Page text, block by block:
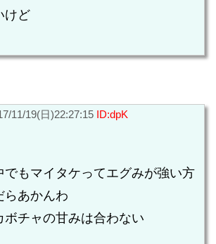
けど
11/19(日)22:27:15 ID:dpK
でもマイタケってエグみが強い方
らあかんわ
ボチャの甘みは合わない